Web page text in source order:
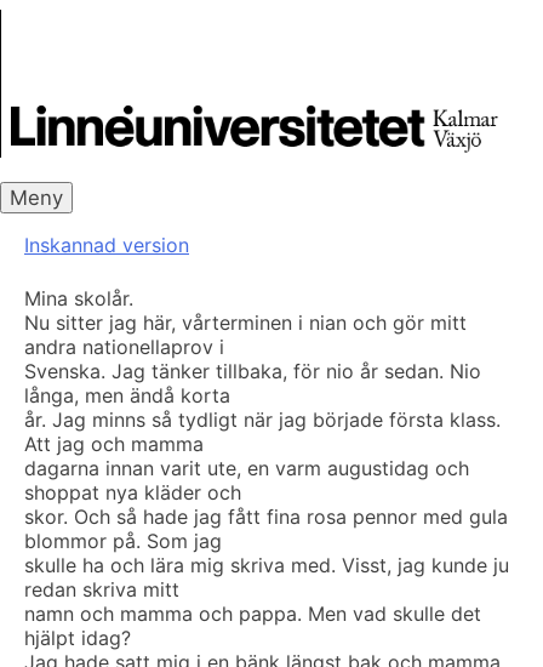
Meny
Inskannad version
Mina skolår.
Nu sitter jag här, vårterminen i nian och gör mitt
andra nationellaprov i
Svenska. Jag tänker tillbaka, för nio år sedan. Nio
långa, men ändå korta
år. Jag minns så tydligt när jag började första klass.
Att jag och mamma
dagarna innan varit ute, en varm augustidag och
shoppat nya kläder och
skor. Och så hade jag fått fina rosa pennor med gula
blommor på. Som jag
skulle ha och lära mig skriva med. Visst, jag kunde ju
redan skriva mitt
namn och mamma och pappa. Men vad skulle det
hjälpt idag?
Jag hade satt mig i en bänk längst bak och mamma